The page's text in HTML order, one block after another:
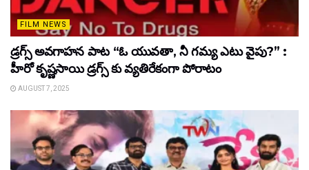
FILM NEWS
డ్రగ్స్ అవగాహన పాట “ఓ యువతా, నీ గమ్య ఎటు వైపు?” :
హీరో కృష్ణసాయి డ్రగ్స్ కు వ్యతిరేకంగా పోరాటం
AUGUST 7, 2025